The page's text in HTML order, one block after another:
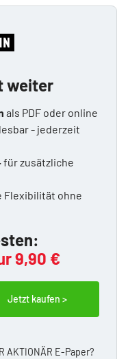
weiter
als PDF oder online
- jederzeit
für zusätzliche
Flexibilität ohne
9,90 €
Jetzt kaufen >
AKTIONÄR E-Paper?